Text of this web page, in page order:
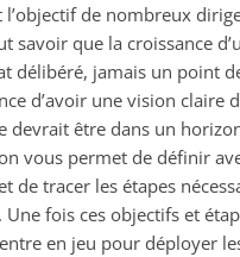
l’objectif de nombreux
savoir que la croissance
délibéré, jamais un point
d’avoir une vision claire
devrait être dans un
vous permet de définir
de tracer les étapes
fois ces objectifs et
en jeu pour déployer